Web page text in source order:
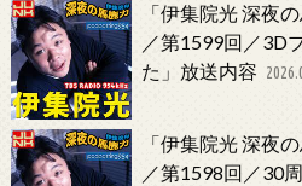
「伊集院光 深夜
／第1599回／3D
た」放送内容
「伊集院光 深夜
／第1598回／30